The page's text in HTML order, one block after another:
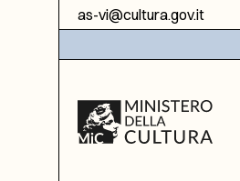
Vai al contenuto
as-vi@cultura.gov.it